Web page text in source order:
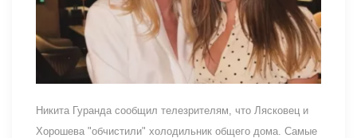
Никита Гуранда сообщил телезрителям, что Лясковец и
Хорошева "обчистили" холодильник общего дома. Самые